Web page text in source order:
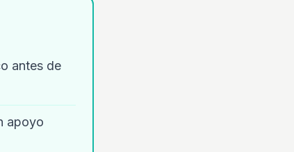
antes de
apoyo